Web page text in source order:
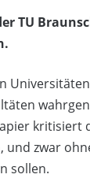
TU
kritisiert
zwar
sollen.